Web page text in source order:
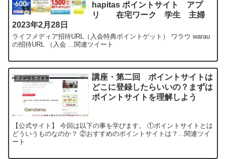
hapitas ポイントサイト アプ
リ 在宅ワーク 学生 主婦
2023年2月28日
ライフメディア招待URL（入会特典ポイントゲット） ワラウ warau
の招待URL （入会 ...関連ツイート
ポイントサイト
講座・第二回 ポイントサイトは
どこに登録したらいいの？まずは
ポイントサイトを理解しよう
【公式サイト】 今回は以下の事を学びます。 ①ポイントサイトとは
どういうものなのか？ ②おすすめのポイントサイトは？...関連ツイ
ート